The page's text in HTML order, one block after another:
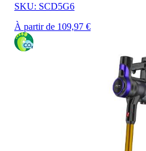
SKU: SCD5G6
À partir de 109,97 €